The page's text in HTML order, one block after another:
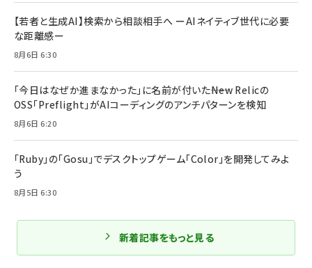
【若者と生成AI】検索から相談相手へ ーAIネイティブ世代に必要
な距離感ー
8月6日 6:30
「今日はなぜか進まなかった」に名前が付いた――New Relicの
OSS「Preflight」がAIコーディングのアンチパターンを検知
8月6日 6:20
「Ruby」の「Gosu」でデスクトップゲーム「Color」を開発してみよ
う
8月5日 6:30
新着記事をもっと見る